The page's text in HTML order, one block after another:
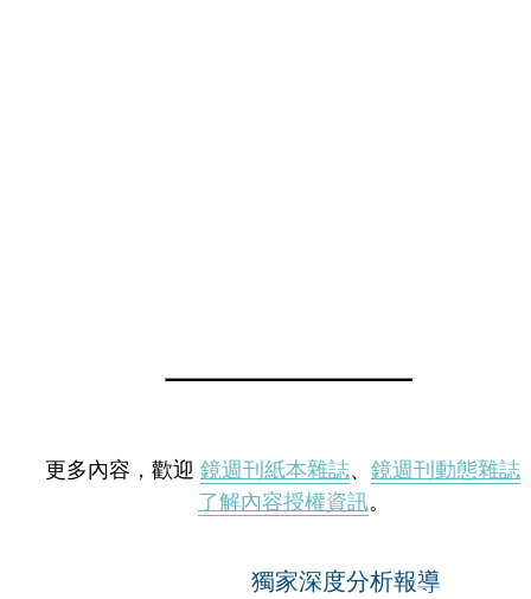
更多內容，歡迎 鏡週刊紙本雜誌、 鏡週刊動態雜誌
了解內容授權資訊。
獨家深度分析報導